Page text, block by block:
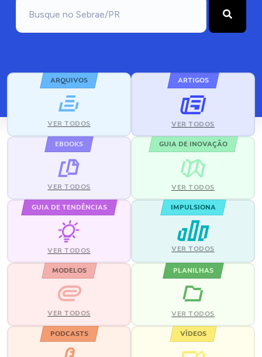
ARQUIVOS
VER TODOS
ARTIGOS
VER TODOS
EBOOKS
VER TODOS
GUIA DE INOVAÇÃO
VER TODOS
GUIA DE TENDÊNCIAS
VER TODOS
IMPULSIONA
VER TODOS
MODELOS
VER TODOS
PLANILHAS
VER TODOS
PODCASTS VÍDEOS